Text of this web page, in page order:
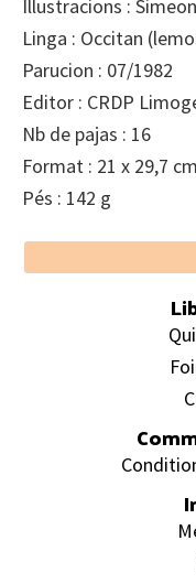
Illustracions :
Linga : Occitan
Parucion : 07/1982
Editor : CRDP
Nb de pajas : 16
Format : 21 x 29,7 cm
Pés : 142 g
Footer